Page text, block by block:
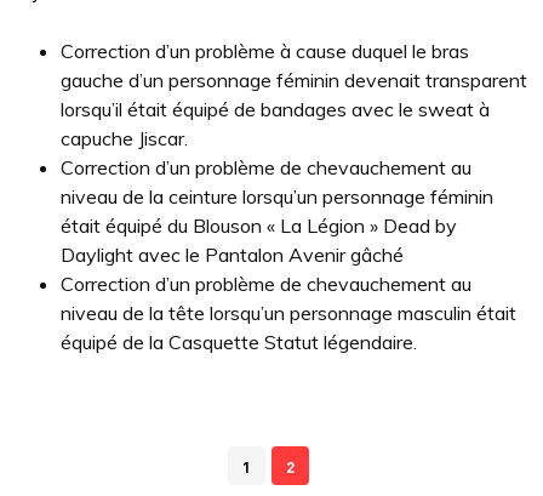
Correction d’un problème à cause duquel le bras
gauche d’un personnage féminin devenait transparent
lorsqu’il était équipé de bandages avec le sweat à
capuche Jiscar.
Correction d’un problème de chevauchement au
niveau de la ceinture lorsqu’un personnage féminin
était équipé du Blouson « La Légion » Dead by
Daylight avec le Pantalon Avenir gâché
Correction d’un problème de chevauchement au
niveau de la tête lorsqu’un personnage masculin était
équipé de la Casquette Statut légendaire.
1 2